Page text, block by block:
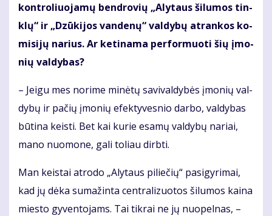
kon­tro­liuo­ja­mų ben­dro­vių „Aly­taus ši­lu­mos tin­
klų“ ir „Dzū­ki­jos van­de­nų“ val­dy­bų at­ran­kos ko­
mi­si­jų na­rius. Ar ke­ti­na­ma per­for­muo­ti šių įmo­
nių val­dy­bas?
– Jei­gu mes no­ri­me mi­nė­tų sa­vi­val­dy­bės įmo­nių val­
dy­bų ir pačių įmonių efek­ty­ves­nio dar­bo, val­dybas
būtina keis­ti. Bet kai kurie esamų valdybų nariai,
mano nuomone, gali toliau dirbti.
Man keis­tai at­ro­do „Aly­taus pi­lie­čių“ pa­si­gy­ri­mai,
kad jų dė­ka su­ma­žin­ta cen­tra­li­zuo­tos ši­lu­mos kai­na
mies­to gy­ven­to­jams. Tai tik­rai ne jų nuo­pel­nas, –